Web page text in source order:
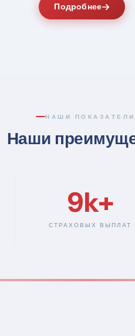
Подробнее
НАШИ ПОКАЗАТЕЛИ
Наши
9k+
СТРАХОВЫХ ВЫПЛАТ